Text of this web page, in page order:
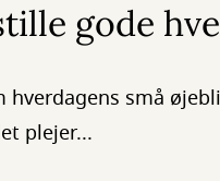
gode
hverdagens små
plejer...